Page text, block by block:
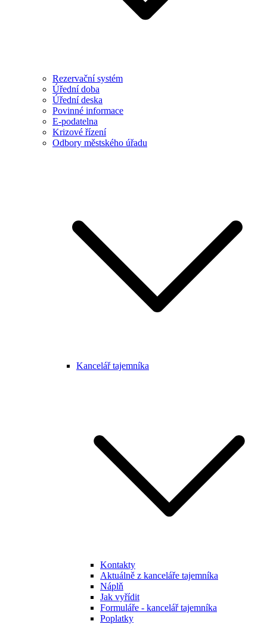
Rezervační systém
Úřední doba
Úřední deska
Povinné informace
E-podatelna
Krizové řízení
Odbory městského úřadu
Kancelář tajemníka
Kontakty
Aktuálně z kanceláře tajemníka
Náplň
Jak vyřídit
Formuláře - kancelář tajemníka
Poplatky